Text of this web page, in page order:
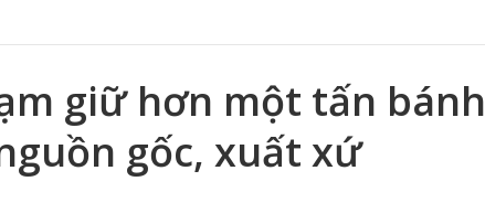
giữ hơn một tấn bánh
gốc, xuất xứ